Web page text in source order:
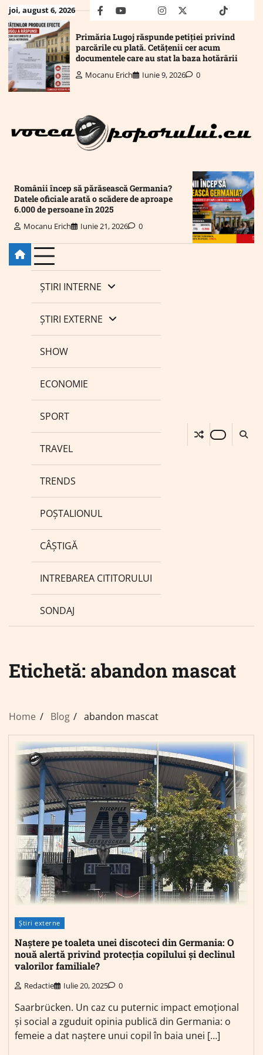
Skip
to
content
joi, august 6, 2026 facebookyoutubeMailinstagram
twitter truthtiktok
Primăria Lugoj răspunde petiției privind
parcările cu plată. Cetățenii cer acum
documentele care au stat la baza hotărârii
Mocanu Erich Iunie 9, 2026 0
Românii încep să părăsească Germania?
Datele oficiale arată o scădere de aproape
6.000 de persoane în 2025
Mocanu Erich Iunie 21, 2026 0
ȘTIRI INTERNE
ȘTIRI EXTERNE
SHOW
ECONOMIE
SPORT
TRAVEL
TRENDS
POȘTALIONUL
CÂȘTIGĂ
INTREBAREA CITITORULUI
SONDAJ
Etichetă: abandon mascat
Home Blog abandon mascat
Știri externe
Naștere pe toaleta unei discoteci din Germania: O
nouă alertă privind protecția copilului și declinul
valorilor familiale?
Redactie Iulie 20, 2025 0
Saarbrücken. Un caz cu puternic impact emoțional
și social a zguduit opinia publică din Germania: o
femeie a dat naștere unui copil în baia unei […]